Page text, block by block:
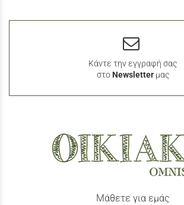
Κάντε την εγγραφή σας
στο Newsletterμας
Μάθετε για εμάς